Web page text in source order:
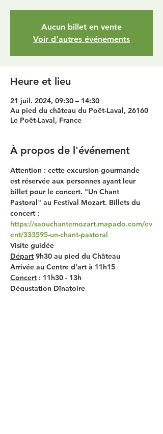
Aucun billet en vente
Voir d'autres événements
Heure et lieu
21 juil. 2024, 09:30 – 14:30
Au pied du château du Poët-Laval, 26160
Le Poët-Laval, France
À propos de l'événement
Attention : cette excursion gourmande
est réservée aux personnes ayant leur
billet pour le concert. "Un Chant
Pastoral" au Festival Mozart. Billets du
concert :
https://saouchantemozart.mapado.com/ev
ent/333595-un-chant-pastoral
Visite guidée
Départ 9h30 au pied du Château
Arrivée au Centre d’art à 11h15
Concert : 11h30 - 13h
Dégustation Dînatoire